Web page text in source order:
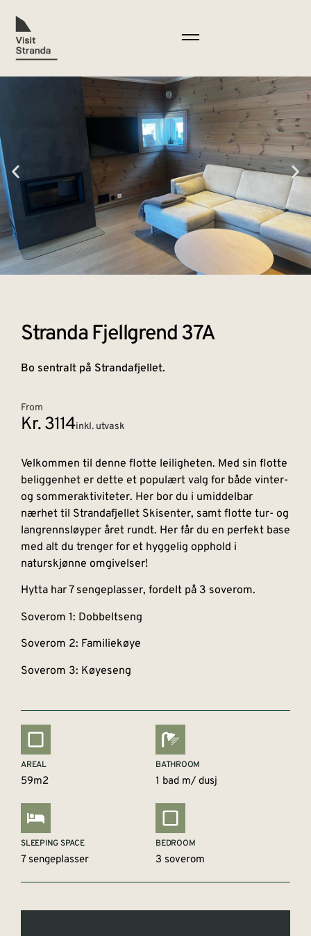
Stranda Fjellgrend 37A
Bo sentralt på Strandafjellet.
From
Kr. 3114inkl. utvask
Velkommen til denne flotte leiligheten. Med sin flotte
beliggenhet er dette et populært valg for både vinter-
og sommeraktiviteter. Her bor du i umiddelbar
nærhet til Strandafjellet Skisenter, samt flotte tur- og
langrennsløyper året rundt. Her får du en perfekt base
med alt du trenger for et hyggelig opphold i
naturskjønne omgivelser!
Hytta har 7 sengeplasser, fordelt på 3 soverom.
Soverom 1: Dobbeltseng
Soverom 2: Familiekøye
Soverom 3: Køyeseng
AREAL
59m2
BATHROOM
1 bad m/ dusj
SLEEPING SPACE
7 sengeplasser
BEDROOM
3 soverom